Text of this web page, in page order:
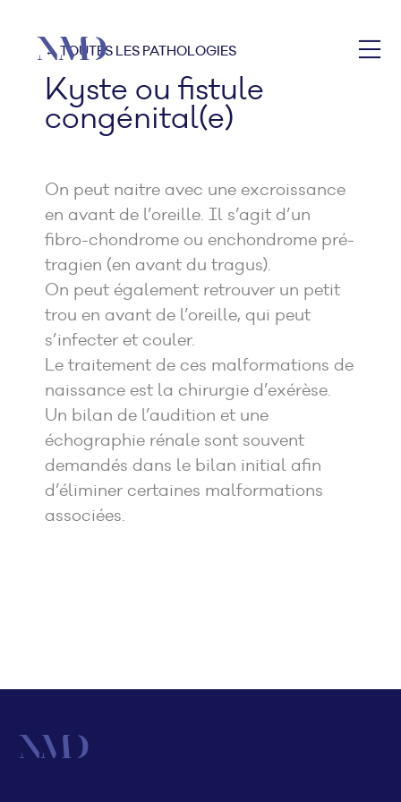
← TOUTES LES PATHOLOGIES
Kyste ou fistule
congénital(e)
On peut naitre avec une excroissance
en avant de l’oreille. Il s’agit d’un
fibro-chondrome ou enchondrome pré-
tragien (en avant du tragus).
On peut également retrouver un petit
trou en avant de l’oreille, qui peut
s’infecter et couler.
Le traitement de ces malformations de
naissance est la chirurgie d’exérèse.
Un bilan de l’audition et une
échographie rénale sont souvent
demandés dans le bilan initial afin
d’éliminer certaines malformations
associées.